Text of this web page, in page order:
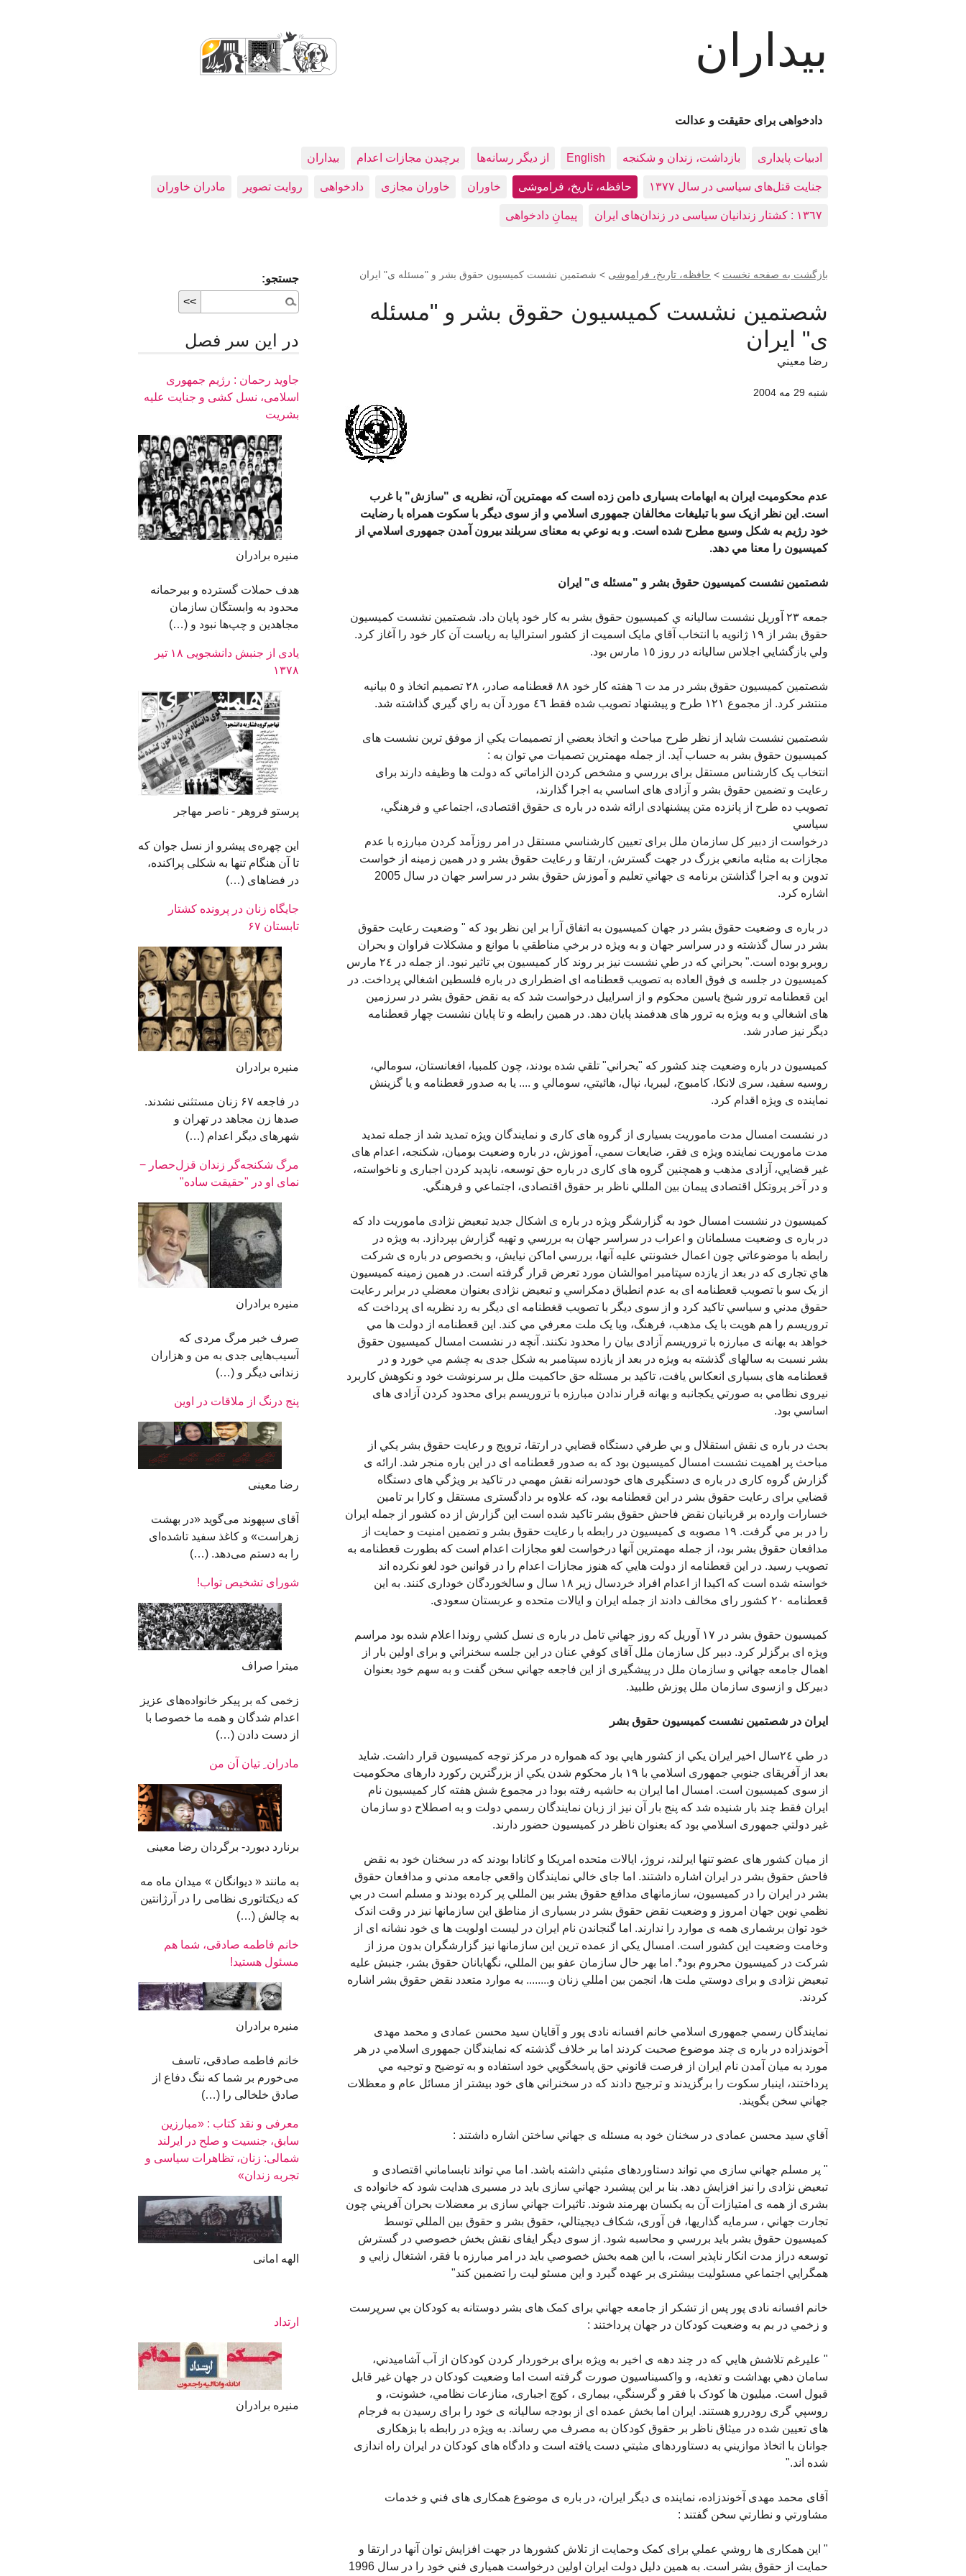
بیداران
دادخواهی برای حقیقت و عدالت
ادبيات پايداری بازداشت، زندان و شکنجه English از دیگر رسانه‌ها برچیدن مجازات اعدام بيداران
جنایت قتل‌های سیاسی در سال ۱۳۷۷ حافظه، تاريخ، فراموشی خاوران خاوران مجازی دادخواهی روایت تصویر مادران خاوران
١٣٦٧ : کشتار زندانيان سياسی در زندان‌های ایران پیمانِ دادخواهی
بازگشت به صفحه نخست > حافظه، تاريخ، فراموشی > شصتمين نشست کميسيون حقوق بشر و "مسئله ی" ايران
شصتمين نشست کميسيون حقوق بشر و "مسئله
ی" ايران
رضا معيني
شنبه 29 مه 2004
عدم محکوميت ايران به ابهامات بسياری دامن زده است که مهمترين آن، نظريه ی "سازش" با غرب
است. اين نظر ازيک سو با تبليغات مخالفان جمهوری اسلامي و از سوی ديگر با سکوت همراه با رضايت
خود رژيم به شکل وسيع مطرح شده است. و به نوعي به معنای سربلند بيرون آمدن جمهوری اسلامي از
کميسيون را معنا مي دهد.
شصتمين نشست کميسيون حقوق بشر و "مسئله ی" ايران
جمعه ٢٣ آوريل نشست ساليانه ي کميسيون حقوق بشر به کار خود پايان داد. شصتمين نشست کميسيون
حقوق بشر از ١٩ ژانويه با انتخاب آقاي مايک اسميت از کشور استراليا به رياست آن کار خود را آغاز کرد.
ولي بازگشايي اجلاس ساليانه در روز ١٥ مارس بود.
شصتمين کميسيون حقوق بشر در مد ت ٦ هفته کار خود ٨٨ قعطنامه صادر، ٢٨ تصميم اتخاذ و ٥ بيانيه
منتشر کرد. از مجموع ١٢١ طرح و پيشنهاد تصويب شده فقط ٤٦ مورد آن به راي گيري گذاشته شد.
شصتمين نشست شايد از نظر طرح مباحث و اتخاذ بعضي از تصميمات يکي از موفق ترين نشست های
کميسيون حقوق بشر به حساب آيد. از جمله مهمترين تصميات مي توان به :
انتخاب يک کارشناس مستقل برای بررسي و مشخص کردن الزاماتي که دولت ها وظيفه دارند برای
رعايت و تضمين حقوق بشر و آزادی های اساسي به اجرا گذارند،
تصويب ده طرح از پانزده متن پيشنهادی ارائه شده در باره ی حقوق اقتصادی، اجتماعي و فرهنگي،
سياسي
درخواست از دبير کل سازمان ملل برای تعيين کارشناسي مستقل در امر روزآمد کردن مبارزه با عدم
مجازات به مثابه مانعي بزرگ در جهت گسترش، ارتقا و رعايت حقوق بشر و در همين زمينه از خواست
تدوين و به اجرا گذاشتن برنامه ی جهاني تعليم و آموزش حقوق بشر در سراسر جهان در سال 2005
اشاره کرد.
در باره ی وضعيت حقوق بشر در جهان کميسيون به اتفاق آرا بر اين نظر بود که " وضعيت رعايت حقوق
بشر در سال گذشته و در سراسر جهان و به ويژه در برخي مناطقي با موانع و مشکلات فراوان و بحران
روبرو بوده است." بحراني که در طي نشست نيز بر روند کار کميسيون بي تاثير نبود. از جمله در ٢٤ مارس
کميسيون در جلسه ی فوق العاده به تصويب قعطنامه ای اضطراری در باره فلسطين اشغالي پرداخت. در
اين قعطنامه ترور شيخ ياسين محکوم و از اسراييل درخواست شد که به نقض حقوق بشر در سرزمين
های اشغالي و به ويژه به ترور های هدفمند پايان دهد. در همين رابطه و تا پايان نشست چهار قعطنامه
ديگر نيز صادر شد.
کميسيون در باره وضعيت چند کشور که "بحراني" تلقي شده بودند، چون کلمبيا، افغانستان، سومالي،
روسيه سفيد، سری لانکا، کامبوج، ليبريا، نپال، هائيتي، سومالي و .... يا به صدور قعطنامه و يا گزينش
نماينده ی ويژه اقدام کرد.
در نشست امسال مدت ماموريت بسياری از گروه های کاری و نمايندگان ويژه تمديد شد از جمله تمديد
مدت ماموريت نماينده ويژه ی فقر، ضايعات سمي، آموزش، در باره وضعيت بوميان، شکنجه، اعدام های
غير قضايي، آزادی مذهب و همچنين گروه های کاری در باره حق توسعه، ناپديد کردن اجباری و ناخواسته،
و در آخر پروتکل اقتصادی پيمان بين المللي ناظر بر حقوق اقتصادی، اجتماعي و فرهنگي.
کميسيون در نشست امسال خود به گزارشگر ويژه در باره ی اشکال جديد تبعيض نژادی ماموريت داد که
در باره ی وضعيت مسلمانان و اعراب در سراسر جهان به بررسي و تهيه گزارش بپردازد. به ويژه در
رابطه با موضوعاتي چون اعمال خشونتي عليه آنها، بررسي اماکن نيايش، و بخصوص در باره ی شرکت
هاي تجاری که در بعد از يازده سپتامبر اموالشان مورد تعرض قرار گرفته است. در همين زمينه کميسيون
از يک سو با تصويب قعطنامه ای به عدم انطباق دمکراسي و تبعيض نژادی بعنوان معضلي در برابر رعايت
حقوق مدني و سياسي تاکيد کرد و از سوی ديگر با تصويب قغطنامه ای ديگر به رد نظريه ای پرداخت که
تروريسم را هم هويت با يک مذهب، فرهنگ، ويا يک ملت معرفي مي کند. اين قعطنامه از دولت ها مي
خواهد به بهانه ی مبارزه با تروريسم آزادی بيان را محدود نکنند. آنچه در نشست امسال کميسيون حقوق
بشر نسبت به سالهای گذشته به ويژه در بعد از يازده سپتامبر به شکل جدی به چشم مي خورد و در
قعطنامه های بسياری انعکاس يافت، تاکيد بر مسئله حق حاکميت ملل بر سرنوشت خود و نکوهش کاربرد
نيروی نظامي به صورتي يکجانبه و بهانه قرار ندادن مبارزه با تروريسم برای محدود کردن آزادی های
اساسي بود.
بحث در باره ی نقش استقلال و بي طرفي دستگاه قضايي در ارتقا، ترويج و رعايت حقوق بشر يکي از
مباحث پر اهميت نشست امسال کميسيون بود که به صدور قعطنامه ای در اين باره منجر شد. ارائه ی
گزارش گروه کاری در باره ی دستگيری های خودسرانه نقش مهمي در تاکيد بر ويژگي های دستگاه
قضايي برای رعايت حقوق بشر در اين قعطنامه بود، که علاوه بر دادگستری مستقل و کارا بر تامين
خسارات وارده بر قربانيان نقض فاحش حقوق بشر تاکيد شده است اين گزارش از ده کشور از جمله ايران
را در بر مي گرفت. ١٩ مصوبه ی کميسيون در رابطه با رعايت حقوق بشر و تضمين امنيت و حمايت از
مدافعان حقوق بشر بود، از جمله مهمترين آنها درخواست لغو مجازات اعدام است که بطورت قعطنامه به
تصويب رسيد. در اين قعطنامه از دولت هایي که هنوز مجازات اعدام را در قوانين خود لغو نکرده اند
خواسته شده است که اکيدا از اعدام افراد خردسال زير ١٨ سال و سالخوردگان خوداری کنند. به اين
قعطنامه ٢٠ کشور رای مخالف دادند از جمله ايران و ايالات متحده و عربستان سعودی.
کميسيون حقوق بشر در ١٧ آوريل که روز جهاني تامل در باره ی نسل کشي روندا اعلام شده بود مراسم
ويژه ای برگزلر کرد. دبير کل سازمان ملل آقای کوفي عنان در اين جلسه سخنراني و برای اولين بار از
اهمال جامعه جهاني و سازمان ملل در پيشگيری از اين فاجعه جهاني سخن گفت و به سهم خود بعنوان
دبيرکل و ازسوی سازمان ملل پوزش طلبيد.
ايران در شصتمين نشست کميسيون حقوق بشر
در طي ٢٤سال اخير ايران يکي از کشور هايي بود که همواره در مرکز توجه کميسيون قرار داشت. شايد
بعد از آفريقای جنوبي جمهوری اسلامي با ١٩ بار محکوم شدن يکي از بزرگترين رکورد دارهای محکوميت
از سوی کميسيون است. امسال اما ايران به حاشيه رفته بود! در مجموع شش هفته کار کميسيون نام
ايران فقط چند بار شنيده شد که پنج بار آن نيز از زبان نمايندگان رسمي دولت و به اصطلاح دو سازمان
غير دولتي جمهوری اسلامي بود که بعنوان ناظر در کميسيون حضور دارند.
از ميان کشور های عضو تنها ايرلند، نروژ، ايالات متحده امريکا و کانادا بودند که در سخنان خود به نقض
فاحش حقوق بشر در ايران اشاره داشتند. اما جای خالي نمايندگان واقعي جامعه مدني و مدافعان حقوق
بشر در ايران را در کميسيون، سازمانهای مدافع حقوق بشر بين المللي پر کرده بودند و مسلم است در بي
نظمي نوين جهان امروز و وضعيت نقض حقوق بشر در بسياری از مناطق اين سازمانها نيز در وقت اندک
خود توان برشماری همه ی موارد را ندارند. اما گنجاندن نام ايران در ليست اولويت ها ی خود نشانه ای از
وخامت وضعيت اين کشور است. امسال يکي از عمده ترين اين سازمانها نيز گزارشگران بدون مرز از
شرکت در کميسيون محروم بود*. اما بهر حال سازمان عفو بين المللي، نگهابانان حقوق بشر، جنبش عليه
تبعيض نژادی و برای دوستي ملت ها، انجمن بين امللي زنان و........ به موارد متعدد نقض حقوق بشر اشاره
کردند.
نمايندگان رسمي جمهوری اسلامي خانم افسانه نادی پور و آقايان سيد محسن عمادی و محمد مهدی
آخوندزاده در باره ی چند موضوع صحبت کردند اما بر خلاف گذشته که نمايندگان جمهوری اسلامي در هر
مورد به ميان آمدن نام ايران از فرصت قانوني حق پاسخگويي خود استفاده و به توضيح و توجيه مي
پرداختند، اينبار سکوت را برگزيدند و ترجيح دادند که در سخنراني های خود بيشتر از مسائل عام و معظلات
جهاني سخن بگويند.
آقاي سيد محسن عمادی در سخنان خود به مسئله ی جهاني ساختن اشاره داشتند :
" پر مسلم جهاني سازی مي تواند دستاوردهای مثبتي داشته باشد. اما مي تواند نابساماني اقتصادی و
تبعيض نژادی را نيز افزايش دهد. بنا بر اين پيشبرد جهاني سازی بايد در مسيری هدايت شود که خانواده ی
بشری از همه ی امتيازات آن به يکسان بهرمند شوند. تاثيرات جهاني سازی بر معضلات بحران آفريني چون
تجارت جهاني ، سرمايه گذاريها، فن آوری، شکاف ديجيتالي، حقوق بشر و حقوق بين المللي توسط
کميسيون حقوق بشر بايد بررسي و محاسبه شود. از سوی ديگر ايفای نقش بخش خصوصي در گسترش
توسعه دراز مدت انکار ناپذير است، با اين همه بخش خصوصي بايد در امر مبارزه با فقر، اشتغال زايي و
همگرايي اجتماعي مسئوليت بيشتری بر عهده گيرد و اين مسئو ليت را تضمين کند"
خانم افسانه نادی پور پس از تشکر از جامعه جهاني برای کمک های بشر دوستانه به کودکان بي سرپرست
و زخمي در بم به وضعيت کودکان در جهان پرداختند :
" عليرغم تلاشش هايي که در چند دهه ی اخير به ويژه برای برخوردار کردن کودکان از آب آشاميدني،
سامان دهي بهداشت و تغذيه، و واکسيناسيون صورت گرفته است اما وضعيت کودکان در جهان غير قابل
قبول است. ميليون ها کودک با فقر و گرسنگي، بيماری ، کوچ اجباری، منازعات نظامي، خشونت، و
روسپي گری رودررو هستند. ايران اما بخش عمده ای از بودجه ساليانه ی خود را برای رسيدن به فرجام
های تعيين شده در ميثاق ناظر بر حقوق کودکان به مصرف مي رساند. به ويژه در رابطه با بزهکاری
جوانان با اتخاذ موازيني به دستاوردهای مثبتي دست يافته است و دادگاه های کودکان در ايران راه اندازی
شده اند."
آقای محمد مهدی آخوندزاده، نماينده ی ديگر ايران، در باره ی موضوع همکاری های فني و خدمات
مشاورتي و نطارتي سخن گفتند :
" اين همکاری ها روشي عملي برای کمک وحمايت از تلاش کشورها در جهت افزايش توان آنها در ارتقا و
حمايت از حقوق بشر است. به همين دليل دولت ايران اولين درخواست همياری فني خود را در سال 1996
جستجو:
در اين سر فصل
جاوید رحمان : رژیم جمهوری
اسلامی، نسل کشی و جنایت علیه
بشریت
منیره برادران
هدف حملات گسترده و بیرحمانه
محدود به وابستگان سازمان
مجاهدین و چپ‌ها نبود و (…)
یادی از جنبش دانشجویی ۱۸ تیر
۱۳۷۸
پرستو فروهر - ناصر مهاجر
این چهره‌‌ی پیشرو از نسل جوان که
تا آن هنگام تنها به شکلی پراکنده،
در فضاهای (…)
جایگاه زنان در پرونده کشتار
تابستان ۶۷
منیره برادران
در فاجعه ۶۷ زنان مستثنی نشدند.
صدها زن مجاهد در تهران و
شهرهای دیگر اعدام (…)
مرگ شکنجه‌گر زندان قزل‌حصار −
نمای او در "حقیقت‌ ساده"
منیره برادران
صرف خبر مرگ مردی که
آسیب‌هایی جدی به من و هزاران
زندانی دیگر و (…)
پنج درنگ از ملاقات در اوین
رضا معینی
آقای سپهوند می‌گوید «در بهشت
زهراست» و کاغذ سفید تاشده‌ای
را به دستم می‌دهد. (…)
شورای تشخیص تواب!
میترا صراف
زخمی که بر پیکر خانواده‌های عزیز
اعدام شدگان و همه ما خصوصا با
از دست دادن (…)
مادران ِ تیان آن من
برنارد دبورد- برگردان رضا معینی
به مانند « دیوانگان » میدان ماه مه
که دیکتاتوری نظامی را در آرژانتین
به چالش (…)
خانم فاطمه صادقی، شما هم
مسئول هستید!
منیره برادران
خانم فاطمه صادقی، تاسف
می‌خورم بر شما که ننگ دفاع از
صادق خلخالی را (…)
معرفی و نقد کتاب : «مبارزین
سابق، جنسیت و صلح در ایرلند
شمالی: زنان، تظاهرات سیاسی و
تجربه زندان»
الهه امانی
ارتداد
منیره برادران